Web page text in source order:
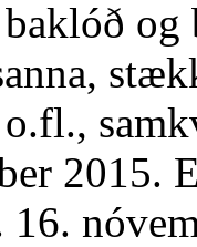
2015.
16.